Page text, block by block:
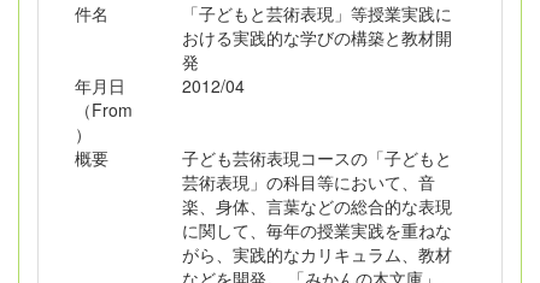
件名
「子どもと芸術表現」等授業実践に
おける実践的な学びの構築と教材開
発
年月日
（From
）
2012/04
概要
子ども芸術表現コースの「子どもと
芸術表現」の科目等において、音
楽、身体、言葉などの総合的な表現
に関して、毎年の授業実践を重ねな
がら、実践的なカリキュラム、教材
などを開発。 「みかんの木文庫」、